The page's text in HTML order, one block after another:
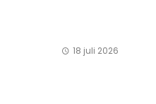
18 juli 2026